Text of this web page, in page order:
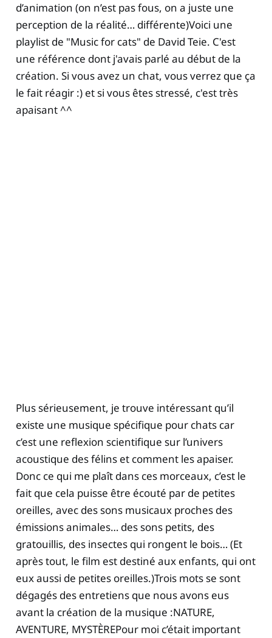
d’animation (on n’est pas fous, on a juste une
perception de la réalité… différente)Voici une
playlist de "Music for cats" de David Teie. C'est
une référence dont j'avais parlé au début de la
création. Si vous avez un chat, vous verrez que ça
le fait réagir :) et si vous êtes stressé, c'est très
apaisant ^^
Plus sérieusement, je trouve intéressant qu’il
existe une musique spécifique pour chats car
c’est une reflexion scientifique sur l’univers
acoustique des félins et comment les apaiser.
Donc ce qui me plaît dans ces morceaux, c’est le
fait que cela puisse être écouté par de petites
oreilles, avec des sons musicaux proches des
émissions animales… des sons petits, des
gratouillis, des insectes qui rongent le bois… (Et
après tout, le film est destiné aux enfants, qui ont
eux aussi de petites oreilles.)Trois mots se sont
dégagés des entretiens que nous avons eus
avant la création de la musique :NATURE,
AVENTURE, MYSTÈREPour moi c’était important